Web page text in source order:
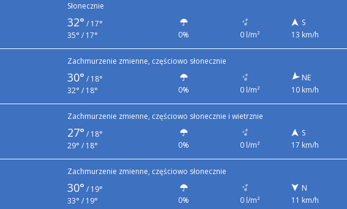
Słonecznie
32° / 17°
35° / 17°
0% 0 l/m²
S
13 km/h
Zachmurzenie zmienne, częściowo słonecznie
30° / 18°
32° / 18°
0% 0 l/m²
NE
10 km/h
Zachmurzenie zmienne, częściowo słonecznie i wietrznie
27° / 18°
29° / 18°
0% 0 l/m²
S
17 km/h
Zachmurzenie zmienne, częściowo słonecznie
30° / 19°
33° / 19°
0% 0 l/m²
N
11 km/h